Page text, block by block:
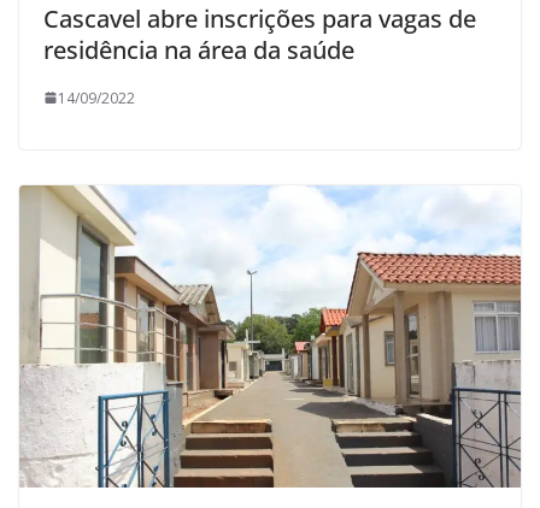
Cascavel abre inscrições para vagas de
residência na área da saúde
14/09/2022